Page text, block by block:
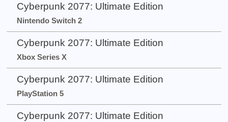
Cyberpunk 2077: Ultimate Edition
Nintendo Switch 2
Cyberpunk 2077: Ultimate Edition
Xbox Series X
Cyberpunk 2077: Ultimate Edition
PlayStation 5
Cyberpunk 2077: Ultimate Edition